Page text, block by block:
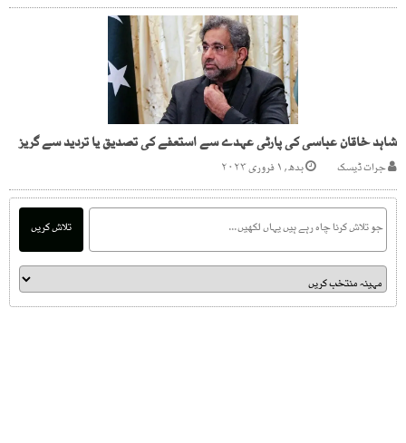
شاہد خاقان عباسی کی پارٹی عہدے سے استعفے کی تصدیق یا تردید سے گریز
جرات ڈیسک بدھ, ۱ فروری ۲۰۲۳
تلاش کریں